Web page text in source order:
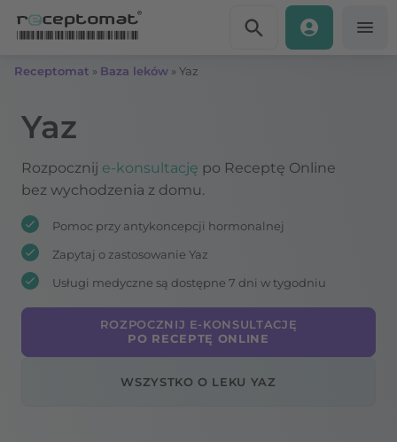
Receptomat » Baza leków » Yaz
Yaz
Rozpocznij e-konsultację po Receptę Online
bez wychodzenia z domu.
Pomoc przy antykoncepcji hormonalnej
Zapytaj o zastosowanie Yaz
Usługi medyczne są dostępne 7 dni w tygodniu
ROZPOCZNIJ E-KONSULTACJĘ
PO RECEPTĘ ONLINE
WSZYSTKO O LEKU YAZ